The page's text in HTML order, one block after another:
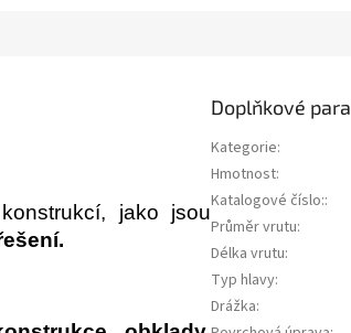
jako jsou
Doplňkové
Kategorie:
Hmotnost:
Katalogové číslo::
Průměr vrutu:
Délka vrutu:
Typ hlavy:
Drážka: